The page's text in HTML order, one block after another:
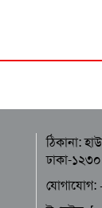
ঠিকানা:
ঢাকা-